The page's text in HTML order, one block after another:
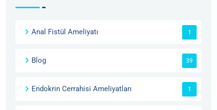
Anal Fistül Ameliyatı 1
Blog 39
Endokrin Cerrahisi Ameliyatları 1